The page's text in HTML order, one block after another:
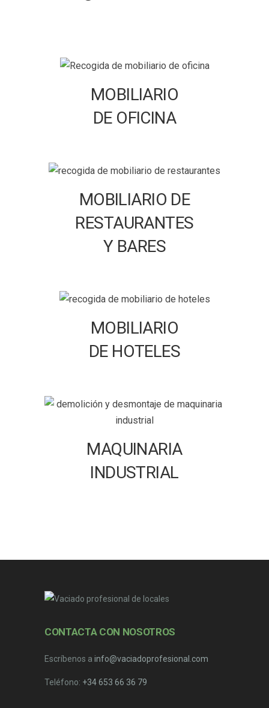
MOBILIARIO
DE OFICINA
MOBILIARIO DE
RESTAURANTES
Y BARES
MOBILIARIO
DE HOTELES
MAQUINARIA
INDUSTRIAL
CONTACTA CON NOSOTROS
Escríbenos a info@vaciadoprofesional.com
Teléfono: +34 653 66 36 79